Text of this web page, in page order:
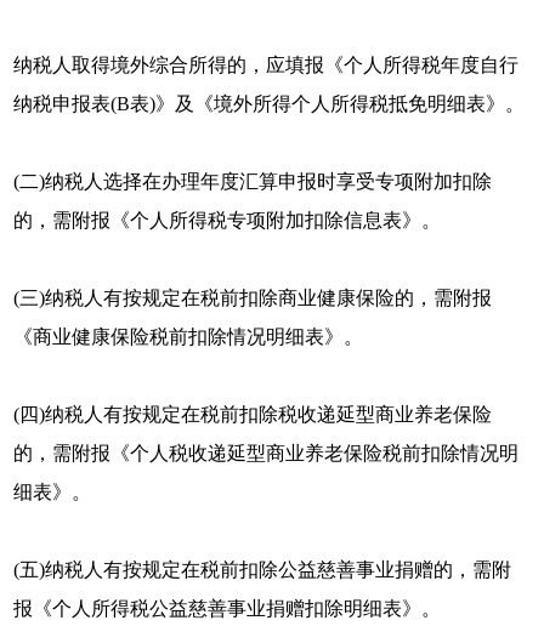
纳税人取得境外综合所得的，应填报《个人所得税年度自行
纳税申报表(B表)》及《境外所得个人所得税抵免明细表》。
(二)纳税人选择在办理年度汇算申报时享受专项附加扣除
的，需附报《个人所得税专项附加扣除信息表》。
(三)纳税人有按规定在税前扣除商业健康保险的，需附报
《商业健康保险税前扣除情况明细表》。
(四)纳税人有按规定在税前扣除税收递延型商业养老保险
的，需附报《个人税收递延型商业养老保险税前扣除情况明
细表》。
(五)纳税人有按规定在税前扣除公益慈善事业捐赠的，需附
报《个人所得税公益慈善事业捐赠扣除明细表》。